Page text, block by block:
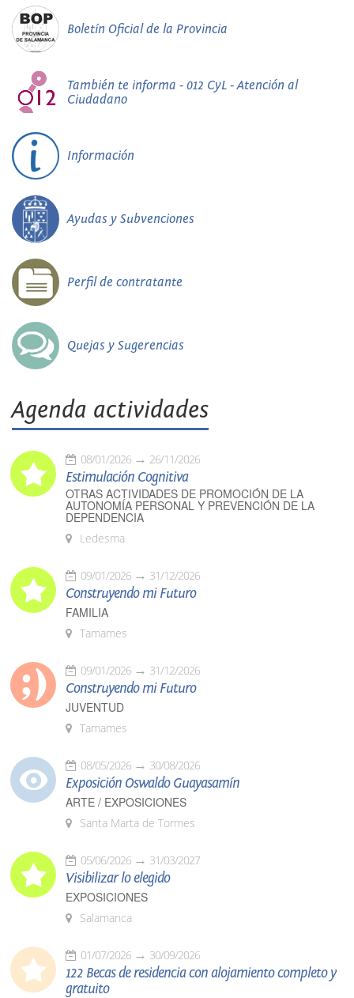
Boletín Oficial de la Provincia
También te informa - 012 CyL - Atención al
Ciudadano
Información
Ayudas y Subvenciones
Perfil de contratante
Quejas y Sugerencias
Agenda actividades
08/01/2026 26/11/2026
Estimulación Cognitiva
OTRAS ACTIVIDADES DE PROMOCIÓN DE LA
AUTONOMÍA PERSONAL Y PREVENCIÓN DE LA
DEPENDENCIA
Ledesma
09/01/2026 31/12/2026
Construyendo mi Futuro
FAMILIA
Tamames
09/01/2026 31/12/2026
Construyendo mi Futuro
JUVENTUD
Tamames
08/05/2026 30/08/2026
Exposición Oswaldo Guayasamín
ARTE / EXPOSICIONES
Santa Marta de Tormes
05/06/2026 31/03/2027
Visibilizar lo elegido
EXPOSICIONES
Salamanca
01/07/2026 30/09/2026
122 Becas de residencia con alojamiento completo y
gratuito